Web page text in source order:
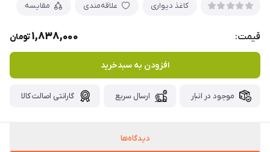
کاغذ دیواری علاقه‌مندی مقایسه
قیمت: 1,838,000تومان
افزودن به سبدخرید
موجود در انبار ارسال سریع گارانتی اصالت کالا
دیدگاه‌ها